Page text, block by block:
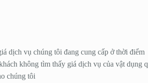
dịch vụ chúng tôi đang cung cấp ở thời điểm
không tìm thấy giá dịch vụ của vật dụng
chúng tôi